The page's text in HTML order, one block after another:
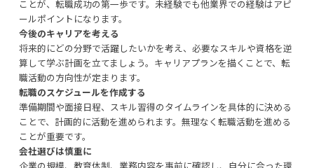
ことが、転職成功の第一歩です。未経験でも他業界での経験はアピ
ールポイントになります。
今後のキャリアを考える
将来的にどの分野で活躍したいかを考え、必要なスキルや資格を逆
算して学ぶ計画を立てましょう。キャリアプランを描くことで、転
職活動の方向性が定まります。
転職のスケジュールを作成する
準備期間や面接日程、スキル習得のタイムラインを具体的に決める
ことで、計画的に活動を進められます。無理なく転職活動を進める
ことが重要です。
会社選びは慎重に
企業の規模、教育体制、業務内容を事前に確認し、自分に合った環